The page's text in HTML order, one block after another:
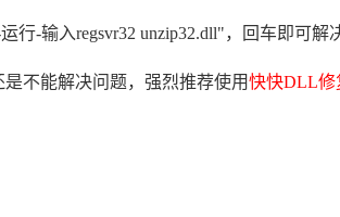
行-输入regsvr32 unzip32.dll"，回车即可解
不能解决问题，强烈推荐使用快快DLL修